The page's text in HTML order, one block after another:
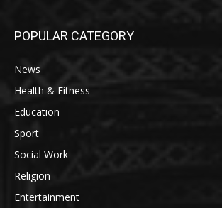
POPULAR CATEGORY
News
Health & Fitness
Education
Sport
Social Work
Religion
Entertainment